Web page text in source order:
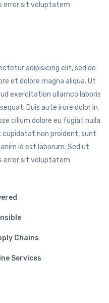
error sit voluptatem
adipisicing elit, sed do
et dolore magna aliqua. Ut
exercitation ullamco laboris
Duis aute irure dolor in
cillum dolore eu fugiat nulla
non proident, sunt
id est laborum. Sed ut
error sit voluptatem
Chains
Services